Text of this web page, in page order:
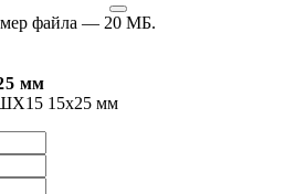
файла — 20 МБ.
мм